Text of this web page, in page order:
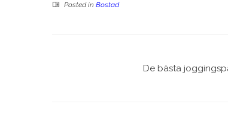
Posted in Bostad
De bästa